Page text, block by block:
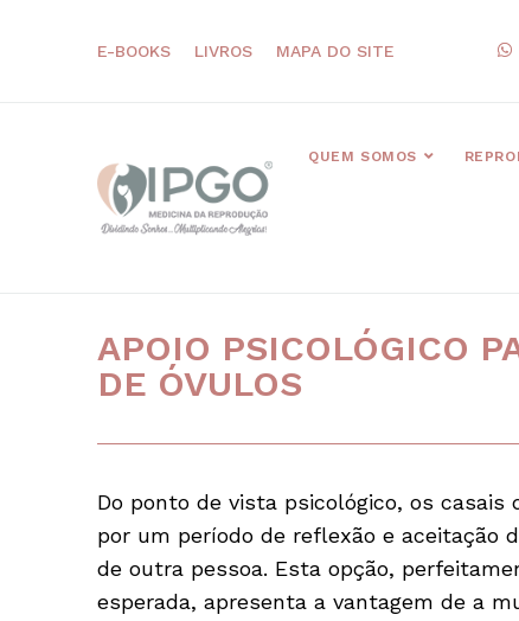
E-BOOKS LIVROS MAPA DO SITE
QUEM SOMOS
APOIO PSICOLÓGICO
DE ÓVULOS
Do ponto de vista psicológico, os
por um período de reflexão e aceitação
de outra pessoa. Esta opção,
esperada, apresenta a vantagem de a